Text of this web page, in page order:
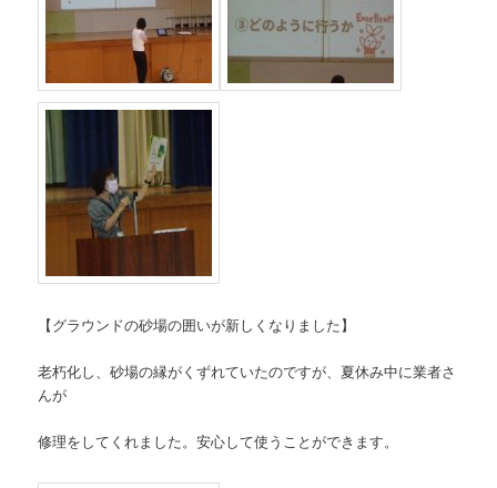
【グラウンドの砂場の囲いが新しくなりました】
老朽化し、砂場の縁がくずれていたのですが、夏休み中に業者さ
んが
修理をしてくれました。安心して使うことができます。